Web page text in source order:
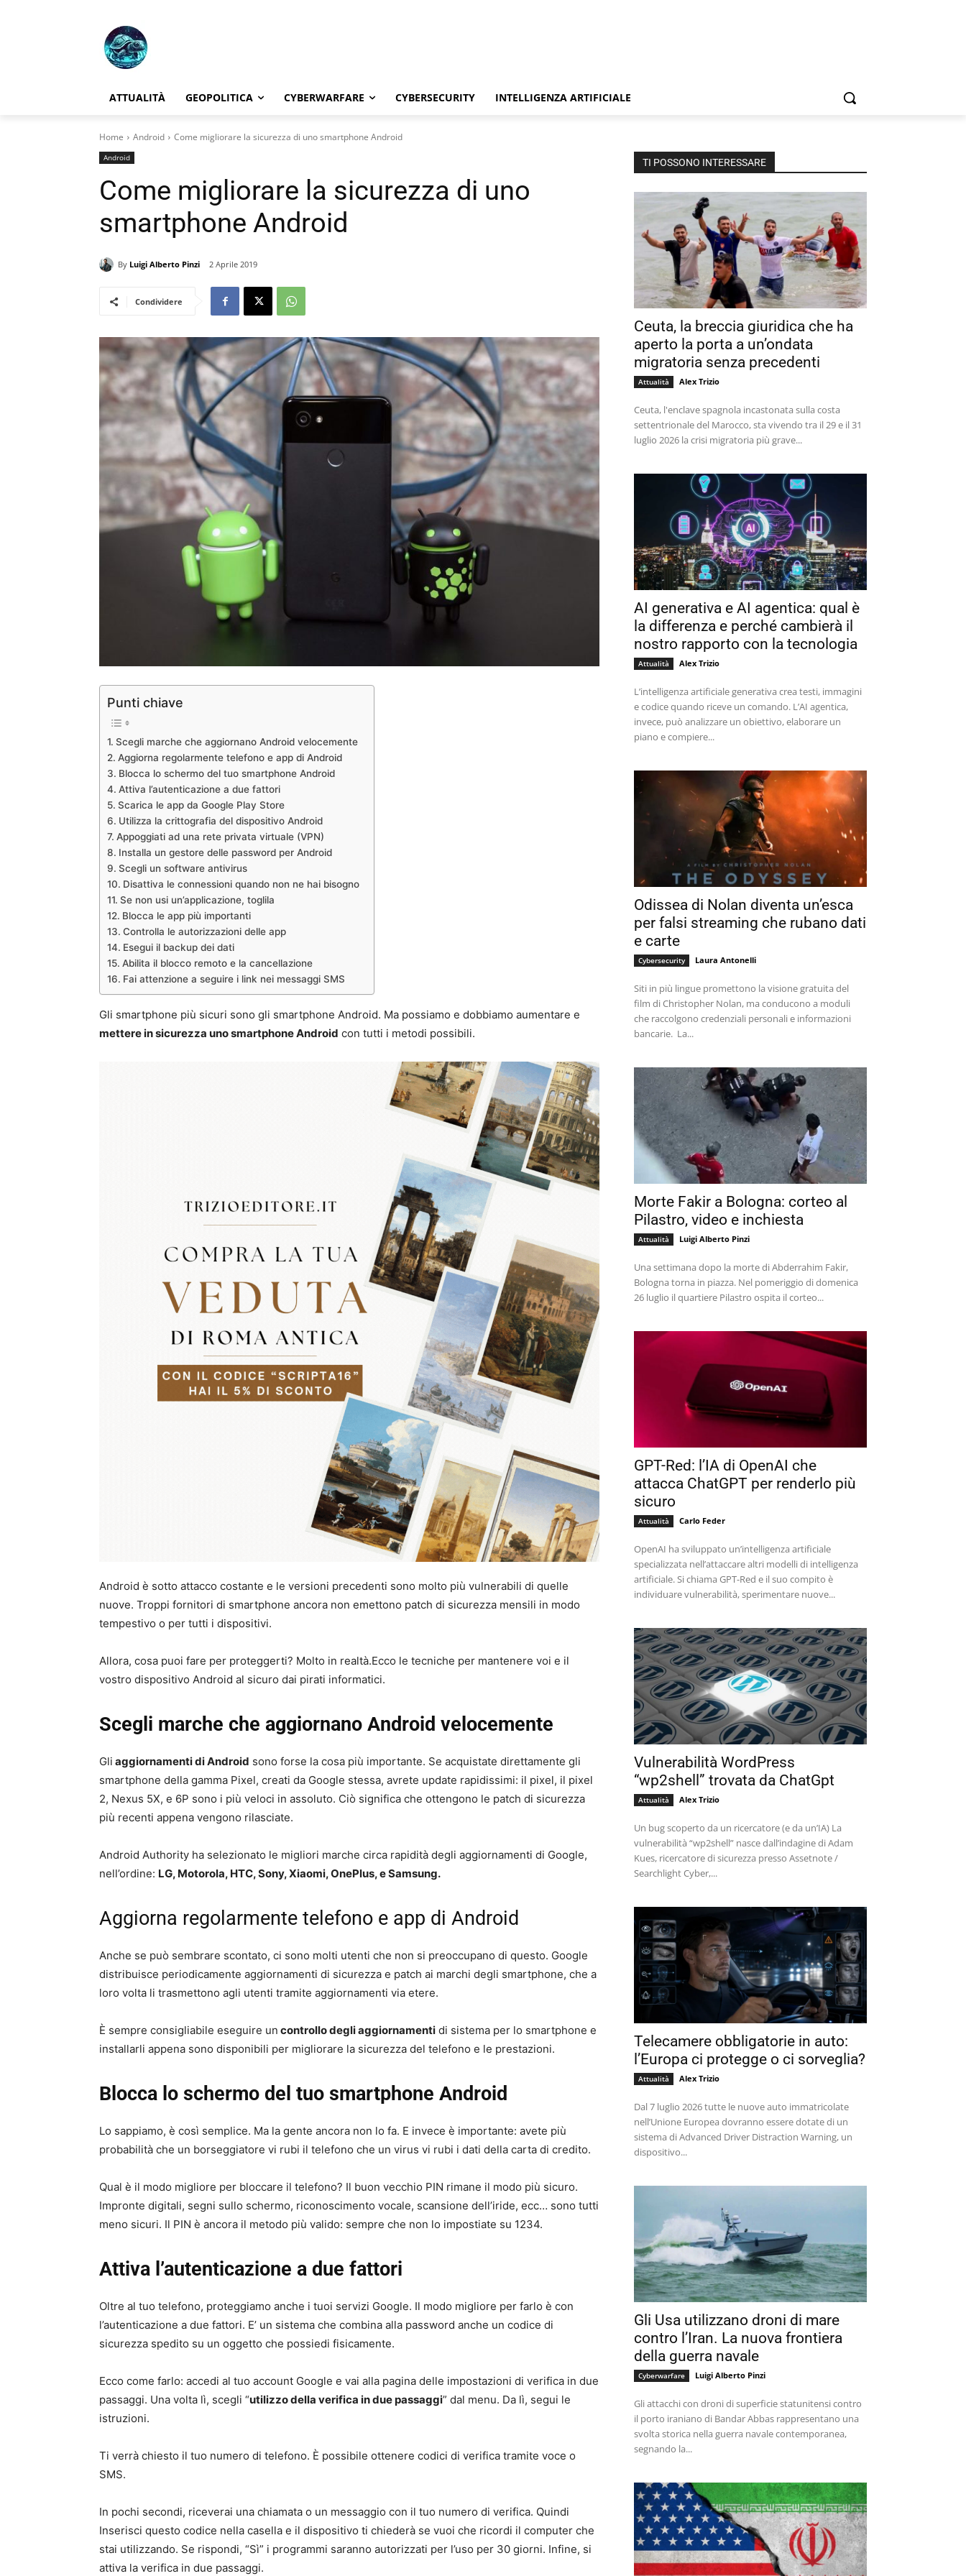
ATTUALITÀ GEOPOLITICA CYBERWARFARE CYBERSECURITY INTELLIGENZA ARTIFICIALE
Home Android Come migliorare la sicurezza di uno smartphone Android
Android
Come migliorare la sicurezza di uno
smartphone Android
By Luigi Alberto Pinzi 2 Aprile 2019
Condividere
Punti chiave
Scegli marche che aggiornano Android velocemente
Aggiorna regolarmente telefono e app di Android
Blocca lo schermo del tuo smartphone Android
Attiva l’autenticazione a due fattori
Scarica le app da Google Play Store
Utilizza la crittografia del dispositivo Android
Appoggiati ad una rete privata virtuale (VPN)
Installa un gestore delle password per Android
Scegli un software antivirus
Disattiva le connessioni quando non ne hai bisogno
Se non usi un’applicazione, toglila
Blocca le app più importanti
Controlla le autorizzazioni delle app
Esegui il backup dei dati
Abilita il blocco remoto e la cancellazione
Fai attenzione a seguire i link nei messaggi SMS
Gli smartphone più sicuri sono gli smartphone Android. Ma possiamo e dobbiamo aumentare e
mettere in sicurezza uno smartphone Android con tutti i metodi possibili.
Android è sotto attacco costante e le versioni precedenti sono molto più vulnerabili di quelle
nuove. Troppi fornitori di smartphone ancora non emettono patch di sicurezza mensili in modo
tempestivo o per tutti i dispositivi.
Allora, cosa puoi fare per proteggerti? Molto in realtà.Ecco le tecniche per mantenere voi e il
vostro dispositivo Android al sicuro dai pirati informatici.
Scegli marche che aggiornano Android velocemente
Gli aggiornamenti di Android sono forse la cosa più importante. Se acquistate direttamente gli
smartphone della gamma Pixel, creati da Google stessa, avrete update rapidissimi: il pixel, il pixel
2, Nexus 5X, e 6P sono i più veloci in assoluto. Ciò significa che ottengono le patch di sicurezza
più recenti appena vengono rilasciate.
Android Authority ha selezionato le migliori marche circa rapidità degli aggiornamenti di Google,
nell’ordine: LG, Motorola, HTC, Sony, Xiaomi, OnePlus, e Samsung.
Aggiorna regolarmente telefono e app di Android
Anche se può sembrare scontato, ci sono molti utenti che non si preoccupano di questo. Google
distribuisce periodicamente aggiornamenti di sicurezza e patch ai marchi degli smartphone, che a
loro volta li trasmettono agli utenti tramite aggiornamenti via etere.
È sempre consigliabile eseguire un controllo degli aggiornamenti di sistema per lo smartphone e
installarli appena sono disponibili per migliorare la sicurezza del telefono e le prestazioni.
Blocca lo schermo del tuo smartphone Android
Lo sappiamo, è così semplice. Ma la gente ancora non lo fa. E invece è importante: avete più
probabilità che un borseggiatore vi rubi il telefono che un virus vi rubi i dati della carta di credito.
Qual è il modo migliore per bloccare il telefono? Il buon vecchio PIN rimane il modo più sicuro.
Impronte digitali, segni sullo schermo, riconoscimento vocale, scansione dell’iride, ecc… sono tutti
meno sicuri. Il PIN è ancora il metodo più valido: sempre che non lo impostiate su 1234.
Attiva l’autenticazione a due fattori
Oltre al tuo telefono, proteggiamo anche i tuoi servizi Google. Il modo migliore per farlo è con
l’autenticazione a due fattori. E’ un sistema che combina alla password anche un codice di
sicurezza spedito su un oggetto che possiedi fisicamente.
Ecco come farlo: accedi al tuo account Google e vai alla pagina delle impostazioni di verifica in due
passaggi. Una volta lì, scegli “utilizzo della verifica in due passaggi” dal menu. Da lì, segui le
istruzioni.
Ti verrà chiesto il tuo numero di telefono. È possibile ottenere codici di verifica tramite voce o
SMS.
In pochi secondi, riceverai una chiamata o un messaggio con il tuo numero di verifica. Quindi
Inserisci questo codice nella casella e il dispositivo ti chiederà se vuoi che ricordi il computer che
stai utilizzando. Se rispondi, “Sì” i programmi saranno autorizzati per l’uso per 30 giorni. Infine, si
attiva la verifica in due passaggi.
TI POSSONO INTERESSARE
Ceuta, la breccia giuridica che ha
aperto la porta a un’ondata
migratoria senza precedenti
Attualità Alex Trizio
Ceuta, l'enclave spagnola incastonata sulla costa
settentrionale del Marocco, sta vivendo tra il 29 e il 31
luglio 2026 la crisi migratoria più grave...
AI generativa e AI agentica: qual è
la differenza e perché cambierà il
nostro rapporto con la tecnologia
Attualità Alex Trizio
L’intelligenza artificiale generativa crea testi, immagini
e codice quando riceve un comando. L’AI agentica,
invece, può analizzare un obiettivo, elaborare un
piano e compiere...
Odissea di Nolan diventa un’esca
per falsi streaming che rubano dati
e carte
Cybersecurity Laura Antonelli
Siti in più lingue promettono la visione gratuita del
film di Christopher Nolan, ma conducono a moduli
che raccolgono credenziali personali e informazioni
bancarie. La...
Morte Fakir a Bologna: corteo al
Pilastro, video e inchiesta
Attualità Luigi Alberto Pinzi
Una settimana dopo la morte di Abderrahim Fakir,
Bologna torna in piazza. Nel pomeriggio di domenica
26 luglio il quartiere Pilastro ospita il corteo...
GPT-Red: l’IA di OpenAI che
attacca ChatGPT per renderlo più
sicuro
Attualità Carlo Feder
OpenAI ha sviluppato un’intelligenza artificiale
specializzata nell’attaccare altri modelli di intelligenza
artificiale. Si chiama GPT-Red e il suo compito è
individuare vulnerabilità, sperimentare nuove...
Vulnerabilità WordPress
“wp2shell” trovata da ChatGpt
Attualità Alex Trizio
Un bug scoperto da un ricercatore (e da un’IA) La
vulnerabilità “wp2shell” nasce dall’indagine di Adam
Kues, ricercatore di sicurezza presso Assetnote /
Searchlight Cyber,...
Telecamere obbligatorie in auto:
l’Europa ci protegge o ci sorveglia?
Attualità Alex Trizio
Dal 7 luglio 2026 tutte le nuove auto immatricolate
nell’Unione Europea dovranno essere dotate di un
sistema di Advanced Driver Distraction Warning, un
dispositivo...
Gli Usa utilizzano droni di mare
contro l’Iran. La nuova frontiera
della guerra navale
Cyberwarfare Luigi Alberto Pinzi
Gli attacchi con droni di superficie statunitensi contro
il porto iraniano di Bandar Abbas rappresentano una
svolta storica nella guerra navale contemporanea,
segnando la...